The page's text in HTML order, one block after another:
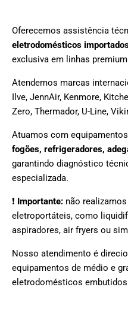
Oferecemos assistência
eletrodomésticos
exclusiva em linhas
Atendemos marcas
Ilve, JennAir, Kenmore,
Zero, Thermador, U-Line,
Atuamos com
fogões, refrigeradores,
garantindo diagnóstico
especializada.
❗ Importante: não
eletroportáteis, como
aspiradores, air fryers ou
Nosso atendimento é
equipamentos de médio e
eletrodomésticos